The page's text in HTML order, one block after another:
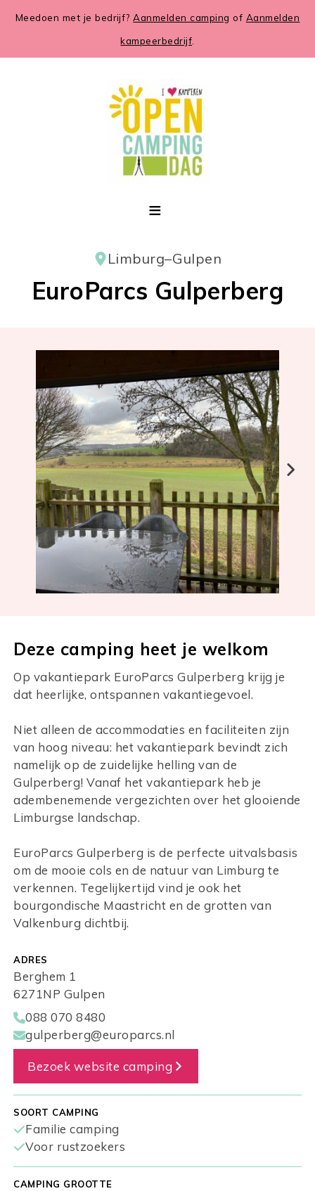
Meedoen met je bedrijf?Aanmelden camping of Aanmelden
kampeerbedrijf
Limburg–Gulpen
EuroParcs Gulperberg
Deze camping heet je welkom
Op vakantiepark EuroParcs Gulperberg krijg je
dat heerlijke, ontspannen vakantiegevoel.
Niet alleen de accommodaties en faciliteiten zijn
van hoog niveau: het vakantiepark bevindt zich
namelijk op de zuidelijke helling van de
Gulperberg! Vanaf het vakantiepark heb je
adembenemende vergezichten over het glooiende
Limburgse landschap.
EuroParcs Gulperberg is de perfecte uitvalsbasis
om de mooie cols en de natuur van Limburg te
verkennen. Tegelijkertijd vind je ook het
bourgondische Maastricht en de grotten van
Valkenburg dichtbij.
ADRES
Berghem 1
6271NP Gulpen
088 070 8480
gulperberg@europarcs.nl
Bezoek website camping
SOORT CAMPING
Familie camping
Voor rustzoekers
CAMPING GROOTTE